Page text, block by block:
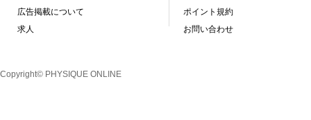
広告掲載について
求人
ポイント規約
お問い合わせ
Copyright© PHYSIQUE ONLINE